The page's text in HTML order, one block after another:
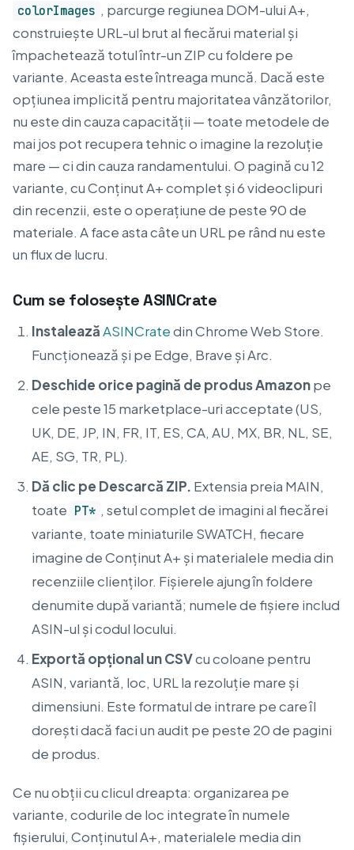
colorImages , parcurge regiunea DOM-ului A+,
construiește URL-ul brut al fiecărui material și
împachetează totul într-un ZIP cu foldere pe
variante. Aceasta este întreaga muncă. Dacă este
opțiunea implicită pentru majoritatea vânzătorilor,
nu este din cauza capacității — toate metodele de
mai jos pot recupera tehnic o imagine la rezoluție
mare — ci din cauza randamentului. O pagină cu 12
variante, cu Conținut A+ complet și 6 videoclipuri
din recenzii, este o operațiune de peste 90 de
materiale. A face asta câte un URL pe rând nu este
un flux de lucru.
Cum se folosește ASINCrate
InstaleazăASINCratedin Chrome Web Store.
Funcționează și pe Edge, Brave și Arc.
Deschide orice pagină de produs Amazonpe
cele peste 15 marketplace-uri acceptate (US,
UK, DE, JP, IN, FR, IT, ES, CA, AU, MX, BR, NL, SE,
AE, SG, TR, PL).
Dă clic pe Descarcă ZIP. Extensia preia MAIN,
toate PT* , setul complet de imagini al fiecărei
variante, toate miniaturile SWATCH, fiecare
imagine de Conținut A+ și materialele media din
recenziile clienților. Fișierele ajung în foldere
denumite după variantă; numele de fișiere includ
ASIN-ul și codul locului.
Exportă opțional un CSVcu coloane pentru
ASIN, variantă, loc, URL la rezoluție mare și
dimensiuni. Este formatul de intrare pe care îl
dorești dacă faci un audit pe peste 20 de pagini
de produs.
Ce nu obții cu clicul dreapta: organizarea pe
variante, codurile de loc integrate în numele
fișierului, Conținutul A+, materialele media din